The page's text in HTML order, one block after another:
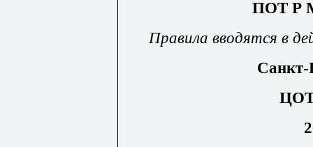
ПОТ Р
Правила вводятся в
Санкт-